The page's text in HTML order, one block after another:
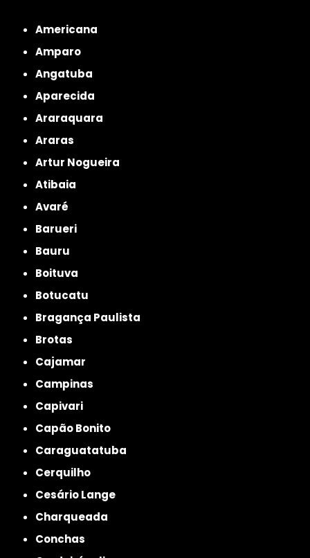
Americana
Amparo
Angatuba
Aparecida
Araraquara
Araras
Artur Nogueira
Atibaia
Avaré
Barueri
Bauru
Boituva
Botucatu
Bragança Paulista
Brotas
Cajamar
Campinas
Capivari
Capão Bonito
Caraguatatuba
Cerquilho
Cesário Lange
Charqueada
Conchas